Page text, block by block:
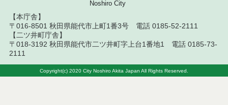
令和８年７月１０日執行 物品（応募型入札等）結
果
令和８年７月１０日執行 委託・賃貸借等入札結果
結果
Noshiro City
【本庁舎】
〒016-8501 秋田県能代市上町1番3号 電話 0185-52-2111
【二ツ井町庁舎】
〒018-3192 秋田県能代市二ツ井町字上台1番地1 電話 0185-73-
2111
Copyright(c) 2020 City Noshiro Akita Japan All Rights Reserved.